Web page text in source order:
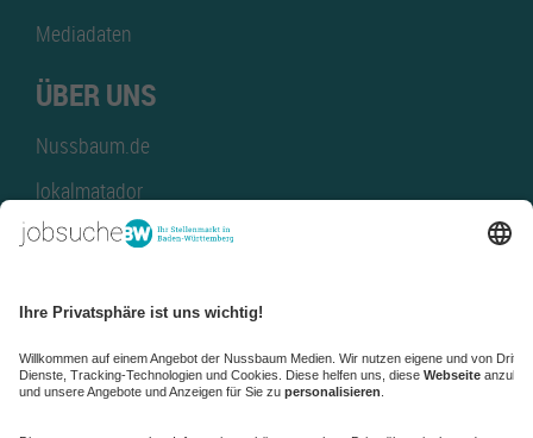
Mediadaten
ÜBER UNS
Nussbaum.de
lokalmatador
kaufinBW
NussbaumID
Nussbaum Medien